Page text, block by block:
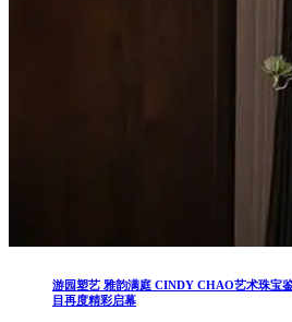
游园塑艺 雅韵满庭 CINDY CHAO艺术珠
目再度精彩启幕